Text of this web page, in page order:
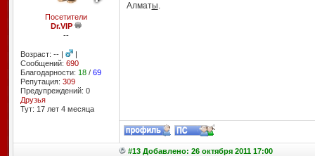
Посетители
Dr.VIP
--
Возраст: -- |
|
Сообщений: 690
Благодарности: 18/ 69
Репутация: 309
Предупреждений: 0
Друзья
Тут: 17 лет 4 месяцa
Алматы.
#13 Добавлено: 26 октября 2011 17:00